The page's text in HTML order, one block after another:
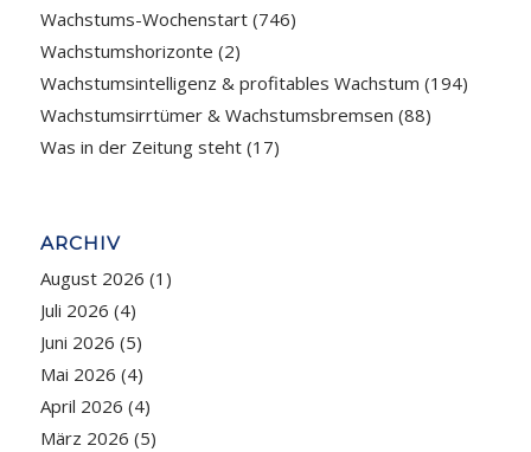
Wachstums-Wochenstart(746)
Wachstumshorizonte (2)
Wachstumsintelligenz & profitables Wachstum (194)
Wachstumsirrtümer & Wachstumsbremsen (88)
Was in der Zeitung steht(17)
ARCHIV
August 2026 (1)
Juli 2026 (4)
Juni 2026 (5)
Mai 2026 (4)
April 2026 (4)
März 2026 (5)